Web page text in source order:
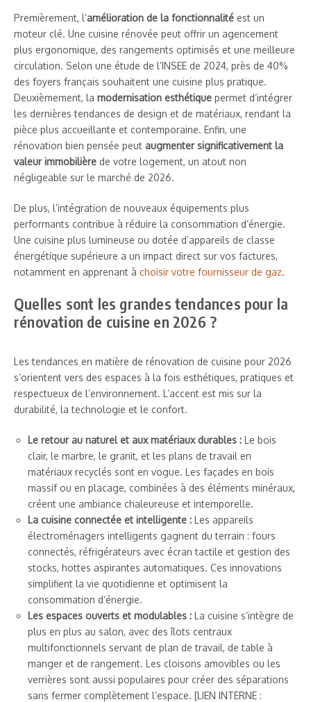
Premièrement, l’amélioration de la fonctionnalité est un
moteur clé. Une cuisine rénovée peut offrir un agencement
plus ergonomique, des rangements optimisés et une meilleure
circulation. Selon une étude de l’INSEE de 2024, près de 40%
des foyers français souhaitent une cuisine plus pratique.
Deuxièmement, la modernisation esthétique permet d’intégrer
les dernières tendances de design et de matériaux, rendant la
pièce plus accueillante et contemporaine. Enfin, une
rénovation bien pensée peut augmenter significativement la
valeur immobilière de votre logement, un atout non
négligeable sur le marché de 2026.
De plus, l’intégration de nouveaux équipements plus
performants contribue à réduire la consommation d’énergie.
Une cuisine plus lumineuse ou dotée d’appareils de classe
énergétique supérieure a un impact direct sur vos factures,
notamment en apprenant à choisir votre fournisseur de gaz.
Quelles sont les grandes tendances pour la
rénovation de cuisine en 2026 ?
Les tendances en matière de rénovation de cuisine pour 2026
s’orientent vers des espaces à la fois esthétiques, pratiques et
respectueux de l’environnement. L’accent est mis sur la
durabilité, la technologie et le confort.
Le retour au naturel et aux matériaux durables : Le bois
clair, le marbre, le granit, et les plans de travail en
matériaux recyclés sont en vogue. Les façades en bois
massif ou en placage, combinées à des éléments minéraux,
créent une ambiance chaleureuse et intemporelle.
La cuisine connectée et intelligente : Les appareils
électroménagers intelligents gagnent du terrain : fours
connectés, réfrigérateurs avec écran tactile et gestion des
stocks, hottes aspirantes automatiques. Ces innovations
simplifient la vie quotidienne et optimisent la
consommation d’énergie.
Les espaces ouverts et modulables : La cuisine s’intègre de
plus en plus au salon, avec des îlots centraux
multifonctionnels servant de plan de travail, de table à
manger et de rangement. Les cloisons amovibles ou les
verrières sont aussi populaires pour créer des séparations
sans fermer complètement l’espace. [LIEN INTERNE :